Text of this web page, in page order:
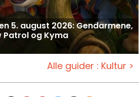
5. august 2026: Gendarmene,
Patrol og Kyma
Alle guider : Kultur >